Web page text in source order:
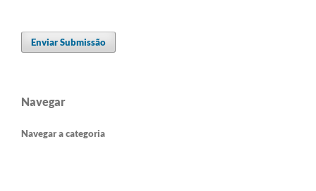
Enviar Submissão
Navegar
Navegar a categoria